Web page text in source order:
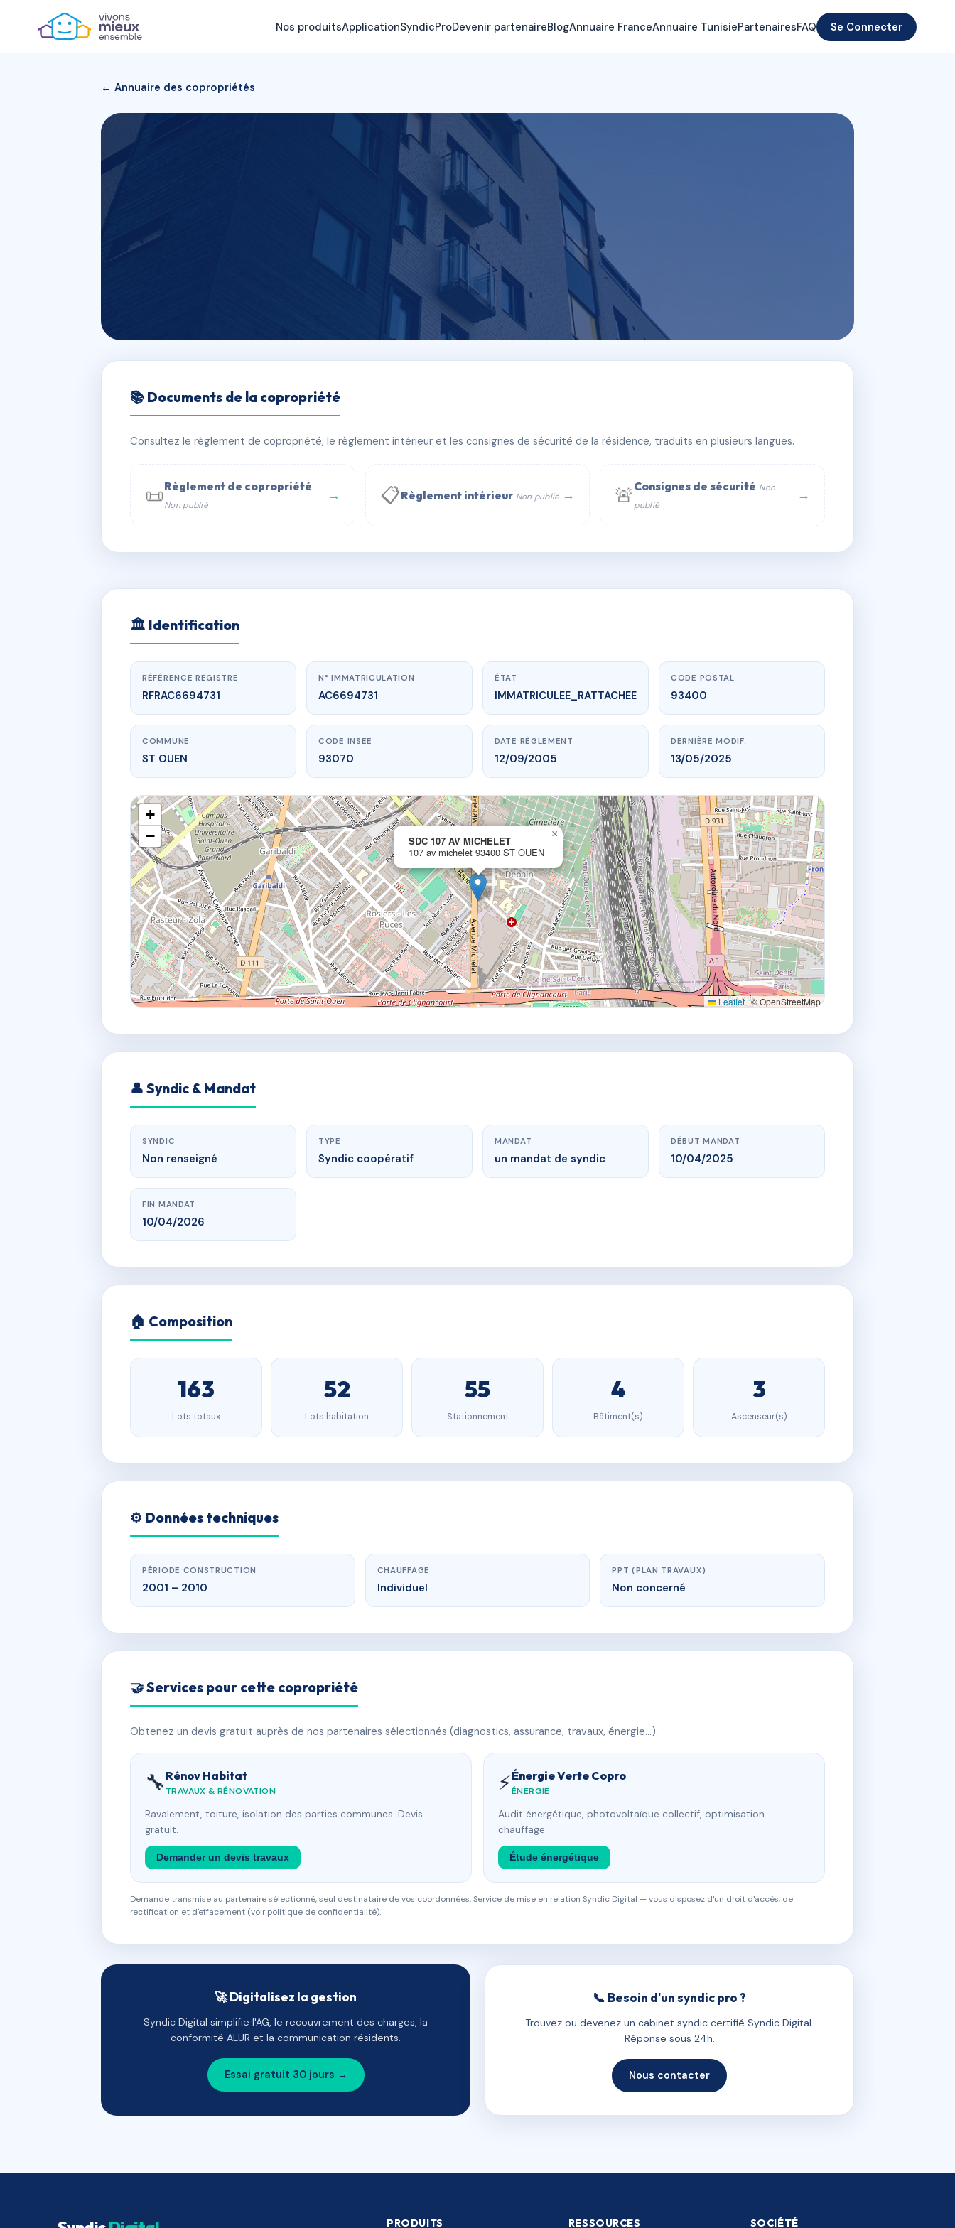
Nos produitsApplicationSyndicProDevenir partenaireBlogAnnuaire FranceAnnuaire TunisiePartenairesFAQ Se Connecter
← Annuaire des copropriétés
SDC 107 AV MICHELET
📍 107 av michelet 93400 ST OUEN
📞 Contacter Syndic Digital 💬 WhatsApp
📚 Documents de la copropriété
Consultez le règlement de copropriété, le règlement intérieur et les consignes de sécurité de la résidence, traduits en plusieurs langues.
📜Règlement de copropriété
Non publié
→ 📋Règlement intérieur Non publié → 🚨 Consignes de sécurité Non
publié
→
AC6694731 🇫🇷
www.vme.plus/AC6694731
SDC 107 AV MICHELET
107 av michelet93400 ST OUEN
🏛 Identification
RÉFÉRENCE REGISTRE
RFRAC6694731
N° IMMATRICULATION
AC6694731
ÉTAT
IMMATRICULEE_RATTACHEE
CODE POSTAL
93400
COMMUNE
ST OUEN
CODE INSEE
93070
DATE RÈGLEMENT
12/09/2005
DERNIÈRE MODIF.
13/05/2025
SDC 107 AV MICHELET
107 av michelet 93400 ST OUEN
×
+
−
Leaflet |© OpenStreetMap
👤 Syndic & Mandat
SYNDIC
Non renseigné
TYPE
Syndic coopératif
MANDAT
un mandat de syndic
DÉBUT MANDAT
10/04/2025
FIN MANDAT
10/04/2026
🏠 Composition
163
Lots totaux
52
Lots habitation
55
Stationnement
4
Bâtiment(s)
3
Ascenseur(s)
⚙️ Données techniques
PÉRIODE CONSTRUCTION
2001 – 2010
CHAUFFAGE
Individuel
PPT (PLAN TRAVAUX)
Non concerné
🤝 Services pour cette copropriété
Obtenez un devis gratuit auprès de nos partenaires sélectionnés (diagnostics, assurance, travaux, énergie…).
🔧 Rénov Habitat
TRAVAUX & RÉNOVATION
Ravalement, toiture, isolation des parties communes. Devis
gratuit.
Demander un devis travaux
⚡Énergie Verte Copro
ÉNERGIE
Audit énergétique, photovoltaïque collectif, optimisation
chauffage.
Étude énergétique
Demande transmise au partenaire sélectionné, seul destinataire de vos coordonnées. Service de mise en relation Syndic Digital — vous disposez d'un droit d'accès, de
rectification et d'effacement (voir politique de confidentialité).
🚀 Digitalisez la gestion
Syndic Digital simplifie l'AG, le recouvrement des charges, la
conformité ALUR et la communication résidents.
Essai gratuit 30 jours →
📞 Besoin d'un syndic pro ?
Trouvez ou devenez un cabinet syndic certifié Syndic Digital.
Réponse sous 24h.
Nous contacter
PRODUITS RESSOURCES SOCIÉTÉ